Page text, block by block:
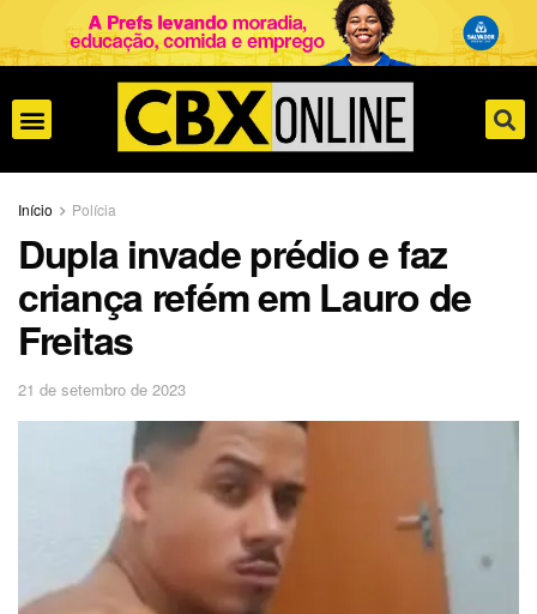
Início Polícia
Dupla invade prédio e faz
criança refém em Lauro de
Freitas
21 de setembro de 2023